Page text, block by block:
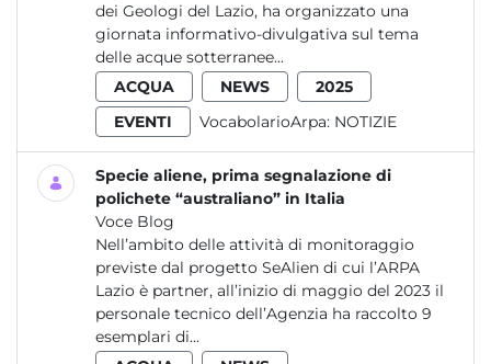
dei Geologi del Lazio, ha organizzato una
giornata informativo-divulgativa sul tema
delle acque sotterranee...
ACQUA
NEWS
2025
EVENTI
VocabolarioArpa: NOTIZIE
Specie aliene, prima segnalazione di
polichete “australiano” in Italia
Voce Blog
Nell’ambito delle attività di monitoraggio
previste dal progetto SeAlien di cui l’ARPA
Lazio è partner, all’inizio di maggio del 2023 il
personale tecnico dell’Agenzia ha raccolto 9
esemplari di...